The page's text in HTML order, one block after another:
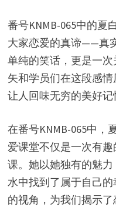
番号KNMB-065中的夏
大家恋爱的真谛——真
单纯的笑话，更是一
矢和学员们在这段感
让人回味无穷的美好记
在番号KNMB-065中，
爱课堂不仅是一次有
课。她以她独有的魅
水中找到了属于自己
的视角，为我们揭示